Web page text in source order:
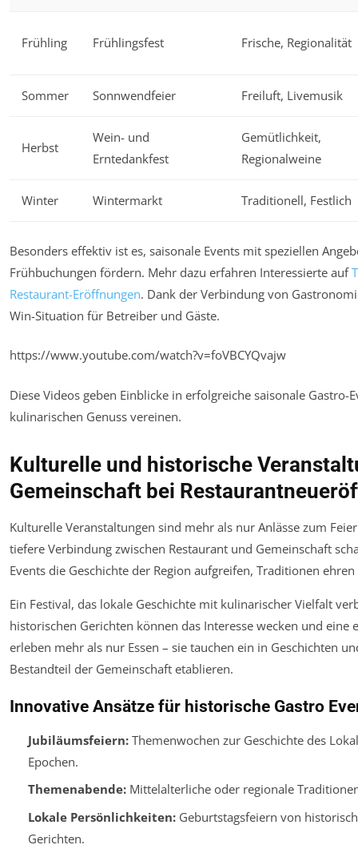
Frühling Frühlingsfest Frische, Regionalität
Sommer Sonnwendfeier Freiluft, Livemusik
Herbst
Wein- und
Erntedankfest
Gemütlichkeit,
Regionalweine
Winter Wintermarkt Traditionell, Festlich
Besonders effektiv ist es, saisonale Events mit speziellen
Frühbuchungen fördern. Mehr dazu erfahren Interessierte auf
Restaurant-Eröffnungen. Dank der Verbindung von
Win-Situation für Betreiber und Gäste.
https://www.youtube.com/watch?v=foVBCYQvajw
Diese Videos geben Einblicke in erfolgreiche saisonale
kulinarischen Genuss vereinen.
Kulturelle und historische
Gemeinschaft bei
Kulturelle Veranstaltungen sind mehr als nur Anlässe zum
tiefere Verbindung zwischen Restaurant und Gemeinschaft
Events die Geschichte der Region aufgreifen, Traditionen
Ein Festival, das lokale Geschichte mit kulinarischer Vielfalt
historischen Gerichten können das Interesse wecken und eine
erleben mehr als nur Essen – sie tauchen ein in Geschichten
Bestandteil der Gemeinschaft etablieren.
Innovative Ansätze für historische Gastro
Jubiläumsfeiern:Themenwochen zur Geschichte des
Epochen.
Themenabende:Mittelalterliche oder regionale
Lokale Persönlichkeiten:Geburtstagsfeiern von
Gerichten.